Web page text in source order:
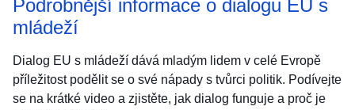
Podrobnější informace o dialogu EU s
mládeží
Dialog EU s mládeží dává mladým lidem v celé Evropě
příležitost podělit se o své nápady s tvůrci politik. Podívejte
se na krátké video a zjistěte, jak dialog funguje a proč je